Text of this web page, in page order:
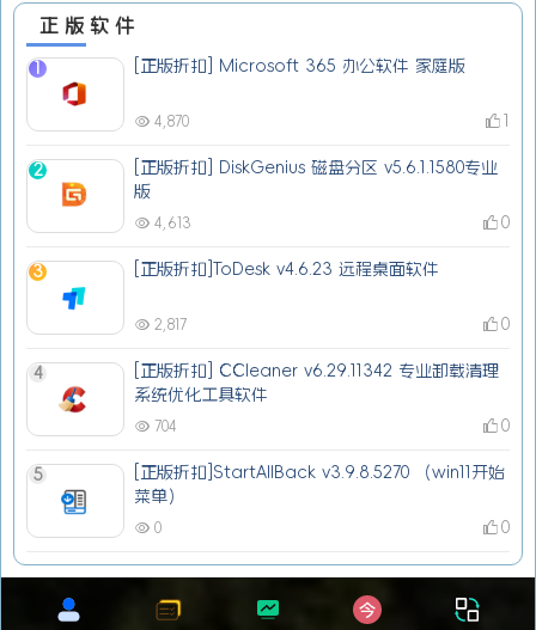
正版软件
[正版折扣] Microsoft 365 办公软件 家庭版
4,870
2
[正版折扣] DiskGenius 磁盘分区 v5.6.1.1580专业
版
4,613 0
3 [正版折扣]ToDesk v4.6.23 远程桌面软件
2,817 0
4
[正版折扣] CCleaner v6.29.11342 专业卸载清理
系统优化工具软件
704 0
5
[正版折扣]StartAllBack v3.9.8.5270 （win11开始
菜单）
0 0